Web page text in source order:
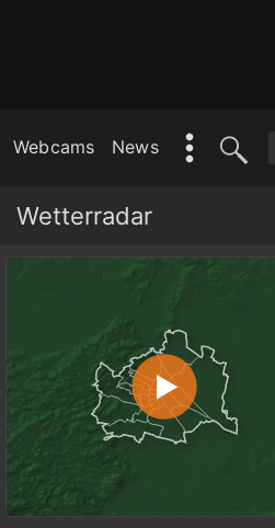
Webcams News
15.
Aug.
Sonntag
16.
Aug.
Wetterradar